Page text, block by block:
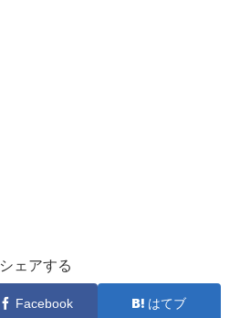
シェアする
Facebook はてブ